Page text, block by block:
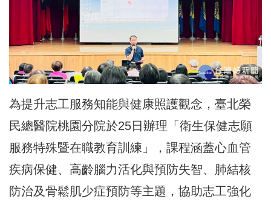
為提升志工服務知能與健康照護觀念，臺北榮
民總醫院桃園分院於25日辦理「衛生保健志願
服務特殊暨在職教育訓練」，課程涵蓋心血管
疾病保健、高齡腦力活化與預防失智、肺結核
防治及骨鬆肌少症預防等主題，協助志工強化